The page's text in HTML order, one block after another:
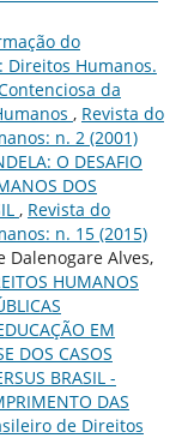
do
Direitos Humanos.
da
, Revista do
n. 2 (2001)
O DESAFIO
DOS
, Revista do
n. 15 (2015)
Dalenogare Alves,
HUMANOS
EM
DOS CASOS
BRASIL -
DAS
de Direitos